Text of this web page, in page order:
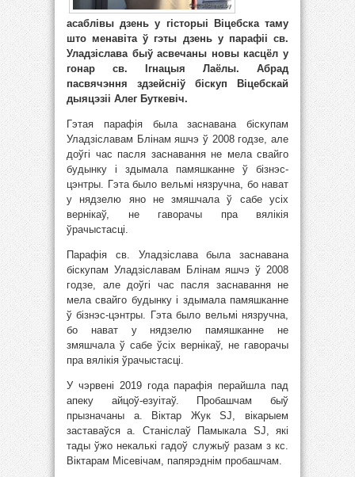
асаблівы дзень у гісторыі Віцебска таму
што менавіта ў гэты дзень у парафіі св.
Уладзіслава быў асвечаны новы касцёл у
гонар св. Ігнацыя Лаёлы. Абрад
пасвячэння здзейсніў біскуп Віцебскай
дыяцэзіі Алег Буткевіч.
Гэтая парафія была заснавана біскупам
Уладзіславам Блінам яшчэ ў 2008 годзе, але
доўгі час пасля заснавання не мела свайго
будынку і здымала памяшканне ў бізнэс-
цэнтры. Гэта было вельмі нязручна, бо нават
у нядзелю яно не змяшчала ў сабе усіх
вернікаў, не гаворачы пра вялікія
ўрачыстасці.
Парафія св. Уладзіслава была заснавана
біскупам Уладзіславам Блінам яшчэ ў 2008
годзе, але доўгі час пасля заснавання не
мела свайго будынку і здымала памяшканне
ў бізнэс-цэнтры. Гэта было вельмі нязручна,
бо нават у нядзелю памяшканне не
змяшчала ў сабе ўсіх вернікаў, не гаворачы
пра вялікія ўрачыстасці.
У чэрвені 2019 года парафія перайшла пад
апеку айцоў-езуітаў. Пробашчам быў
прызначаны а. Віктар Жук SJ, вікарыем
заставаўся а. Станіслаў Памыкала SJ, які
тады ўжо некалькі гадоў служыў разам з кс.
Віктарам Місевічам, папярэднім пробашчам.